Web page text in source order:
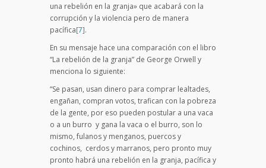
una rebelión en la granja» que acabará con la
corrupción y la violencia pero de manera
pacífica[7].
En su mensaje hace una comparación con el libro
“La rebelión de la granja” de George Orwell y
menciona lo siguiente:
“Se pasan, usan dinero para comprar lealtades,
engañan, compran votos, trafican con la pobreza
de la gente, por eso pueden postular a una vaca
o a un burro y gana la vaca o el burro, son lo
mismo, fulanos y menganos, puercos y
cochinos, cerdos y marranos, pero pronto muy
pronto habrá una rebelión en la granja, pacífica y